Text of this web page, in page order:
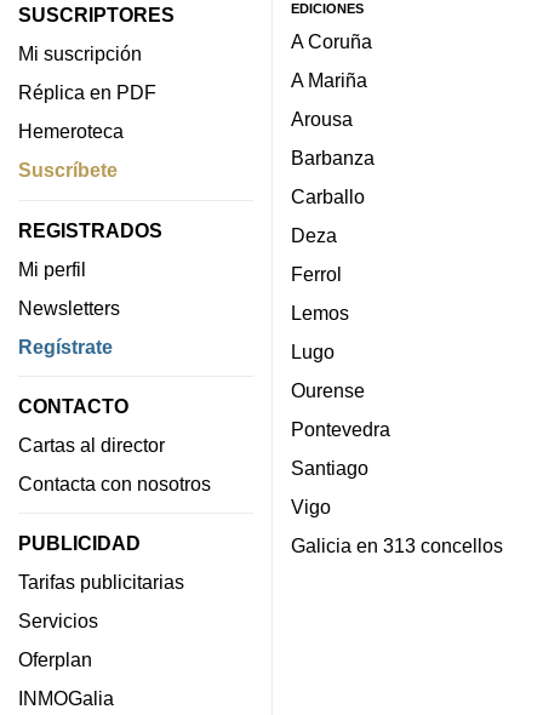
SUSCRIPTORES
Mi suscripción
Réplica en PDF
Hemeroteca
Suscríbete
REGISTRADOS
Mi perfil
Newsletters
Regístrate
CONTACTO
Cartas al director
Contacta con nosotros
PUBLICIDAD
Tarifas publicitarias
Servicios
Oferplan
INMOGalia
EDICIONES
A Coruña
A Mariña
Arousa
Barbanza
Carballo
Deza
Ferrol
Lemos
Lugo
Ourense
Pontevedra
Santiago
Vigo
Galicia en 313 concellos